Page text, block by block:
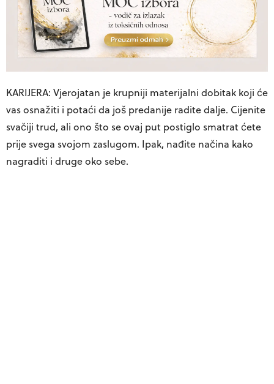
KARIJERA: Vjerojatan je krupniji materijalni dobitak koji će
vas osnažiti i potaći da još predanije radite dalje. Cijenite
svačiji trud, ali ono što se ovaj put postiglo smatrat ćete
prije svega svojom zaslugom. Ipak, nađite načina kako
nagraditi i druge oko sebe.